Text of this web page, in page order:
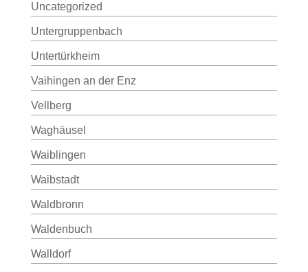
Uncategorized
Untergruppenbach
Untertürkheim
Vaihingen an der Enz
Vellberg
Waghäusel
Waiblingen
Waibstadt
Waldbronn
Waldenbuch
Walldorf